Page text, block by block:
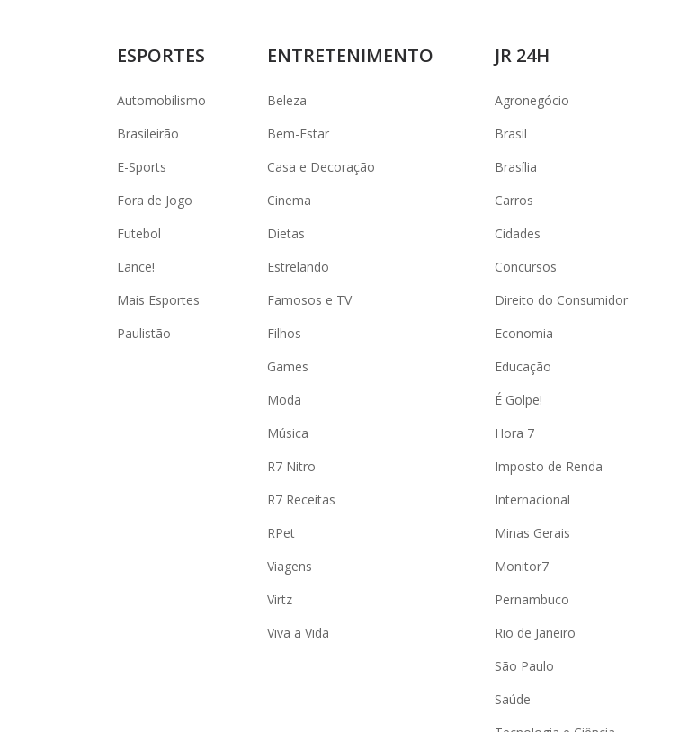
ESPORTES
Automobilismo
Brasileirão
E-Sports
Fora de Jogo
Futebol
Lance!
Mais Esportes
Paulistão
ENTRETENIMENTO
Beleza
Bem-Estar
Casa e Decoração
Cinema
Dietas
Estrelando
Famosos e TV
Filhos
Games
Moda
Música
R7 Nitro
R7 Receitas
RPet
Viagens
Virtz
Viva a Vida
JR 24H
Agronegócio
Brasil
Brasília
Carros
Cidades
Concursos
Direito do Consumidor
Economia
Educação
É Golpe!
Hora 7
Imposto de Renda
Internacional
Minas Gerais
Monitor7
Pernambuco
Rio de Janeiro
São Paulo
Saúde